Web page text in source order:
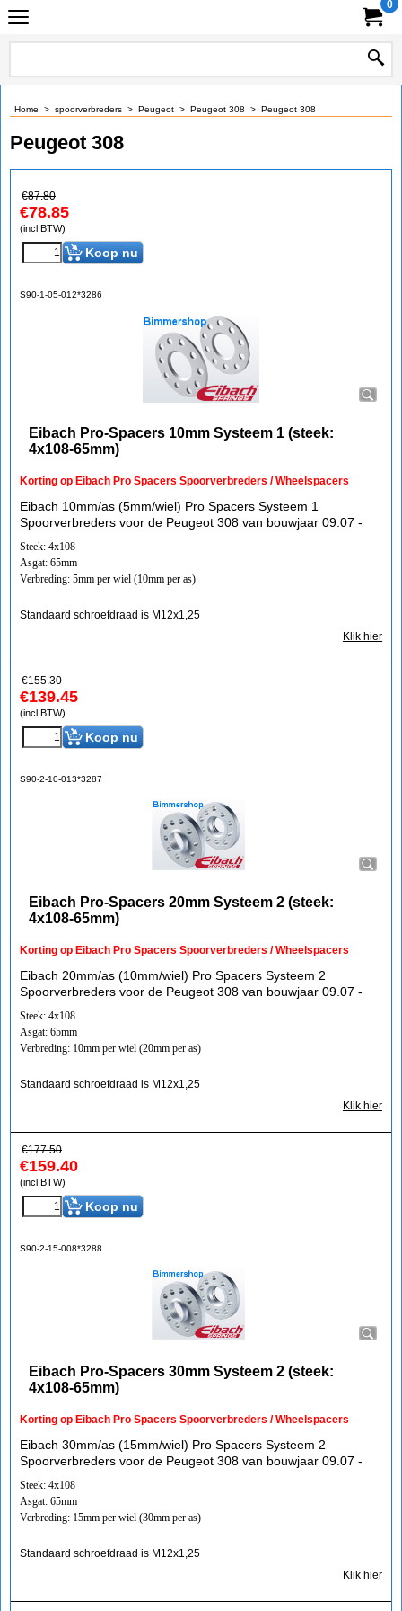
0
Home > spoorverbreders > Peugeot > Peugeot 308 > Peugeot 308
Peugeot 308
€87.80
€78.85
(incl BTW)
Koop nu
S90-1-05-012*3286
Eibach Pro-Spacers 10mm Systeem 1 (steek:
4x108-65mm)
Korting op Eibach Pro Spacers Spoorverbreders / Wheelspacers
Eibach 10mm/as (5mm/wiel) Pro Spacers Systeem 1
Spoorverbreders voor de Peugeot 308 van bouwjaar 09.07 -
Steek: 4x108
Asgat: 65mm
Verbreding: 5mm per wiel (10mm per as)
Standaard schroefdraad is M12x1,25
Klik hier
€155.30
€139.45
(incl BTW)
Koop nu
S90-2-10-013*3287
Eibach Pro-Spacers 20mm Systeem 2 (steek:
4x108-65mm)
Korting op Eibach Pro Spacers Spoorverbreders / Wheelspacers
Eibach 20mm/as (10mm/wiel) Pro Spacers Systeem 2
Spoorverbreders voor de Peugeot 308 van bouwjaar 09.07 -
Steek: 4x108
Asgat: 65mm
Verbreding: 10mm per wiel (20mm per as)
Standaard schroefdraad is M12x1,25
Klik hier
€177.50
€159.40
(incl BTW)
Koop nu
S90-2-15-008*3288
Eibach Pro-Spacers 30mm Systeem 2 (steek:
4x108-65mm)
Korting op Eibach Pro Spacers Spoorverbreders / Wheelspacers
Eibach 30mm/as (15mm/wiel) Pro Spacers Systeem 2
Spoorverbreders voor de Peugeot 308 van bouwjaar 09.07 -
Steek: 4x108
Asgat: 65mm
Verbreding: 15mm per wiel (30mm per as)
Standaard schroefdraad is M12x1,25
Klik hier